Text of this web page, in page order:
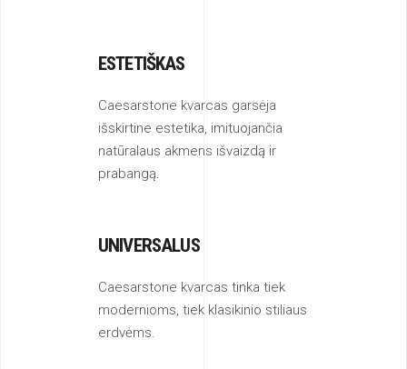
ESTETIŠKAS
Caesarstone kvarcas garsėja
išskirtine estetika, imituojančia
natūralaus akmens išvaizdą ir
prabangą.
UNIVERSALUS
Caesarstone kvarcas tinka tiek
modernioms, tiek klasikinio stiliaus
erdvėms.